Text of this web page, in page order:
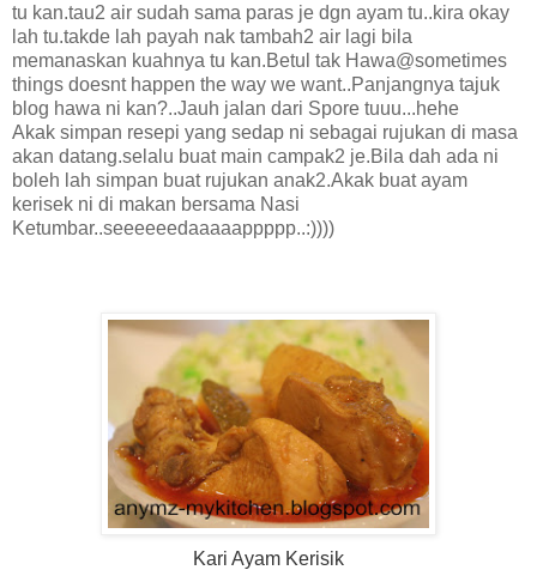
tu kan.tau2 air sudah sama paras je dgn ayam tu..kira okay
lah tu.takde lah payah nak tambah2 air lagi bila
memanaskan kuahnya tu kan.Betul tak Hawa@sometimes
things doesnt happen the way we want..Panjangnya tajuk
blog hawa ni kan?..Jauh jalan dari Spore tuuu...hehe
Akak simpan resepi yang sedap ni sebagai rujukan di masa
akan datang.selalu buat main campak2 je.Bila dah ada ni
boleh lah simpan buat rujukan anak2.Akak buat ayam
kerisek ni di makan bersama Nasi
Ketumbar..seeeeeedaaaaappppp..:))))
Kari Ayam Kerisik